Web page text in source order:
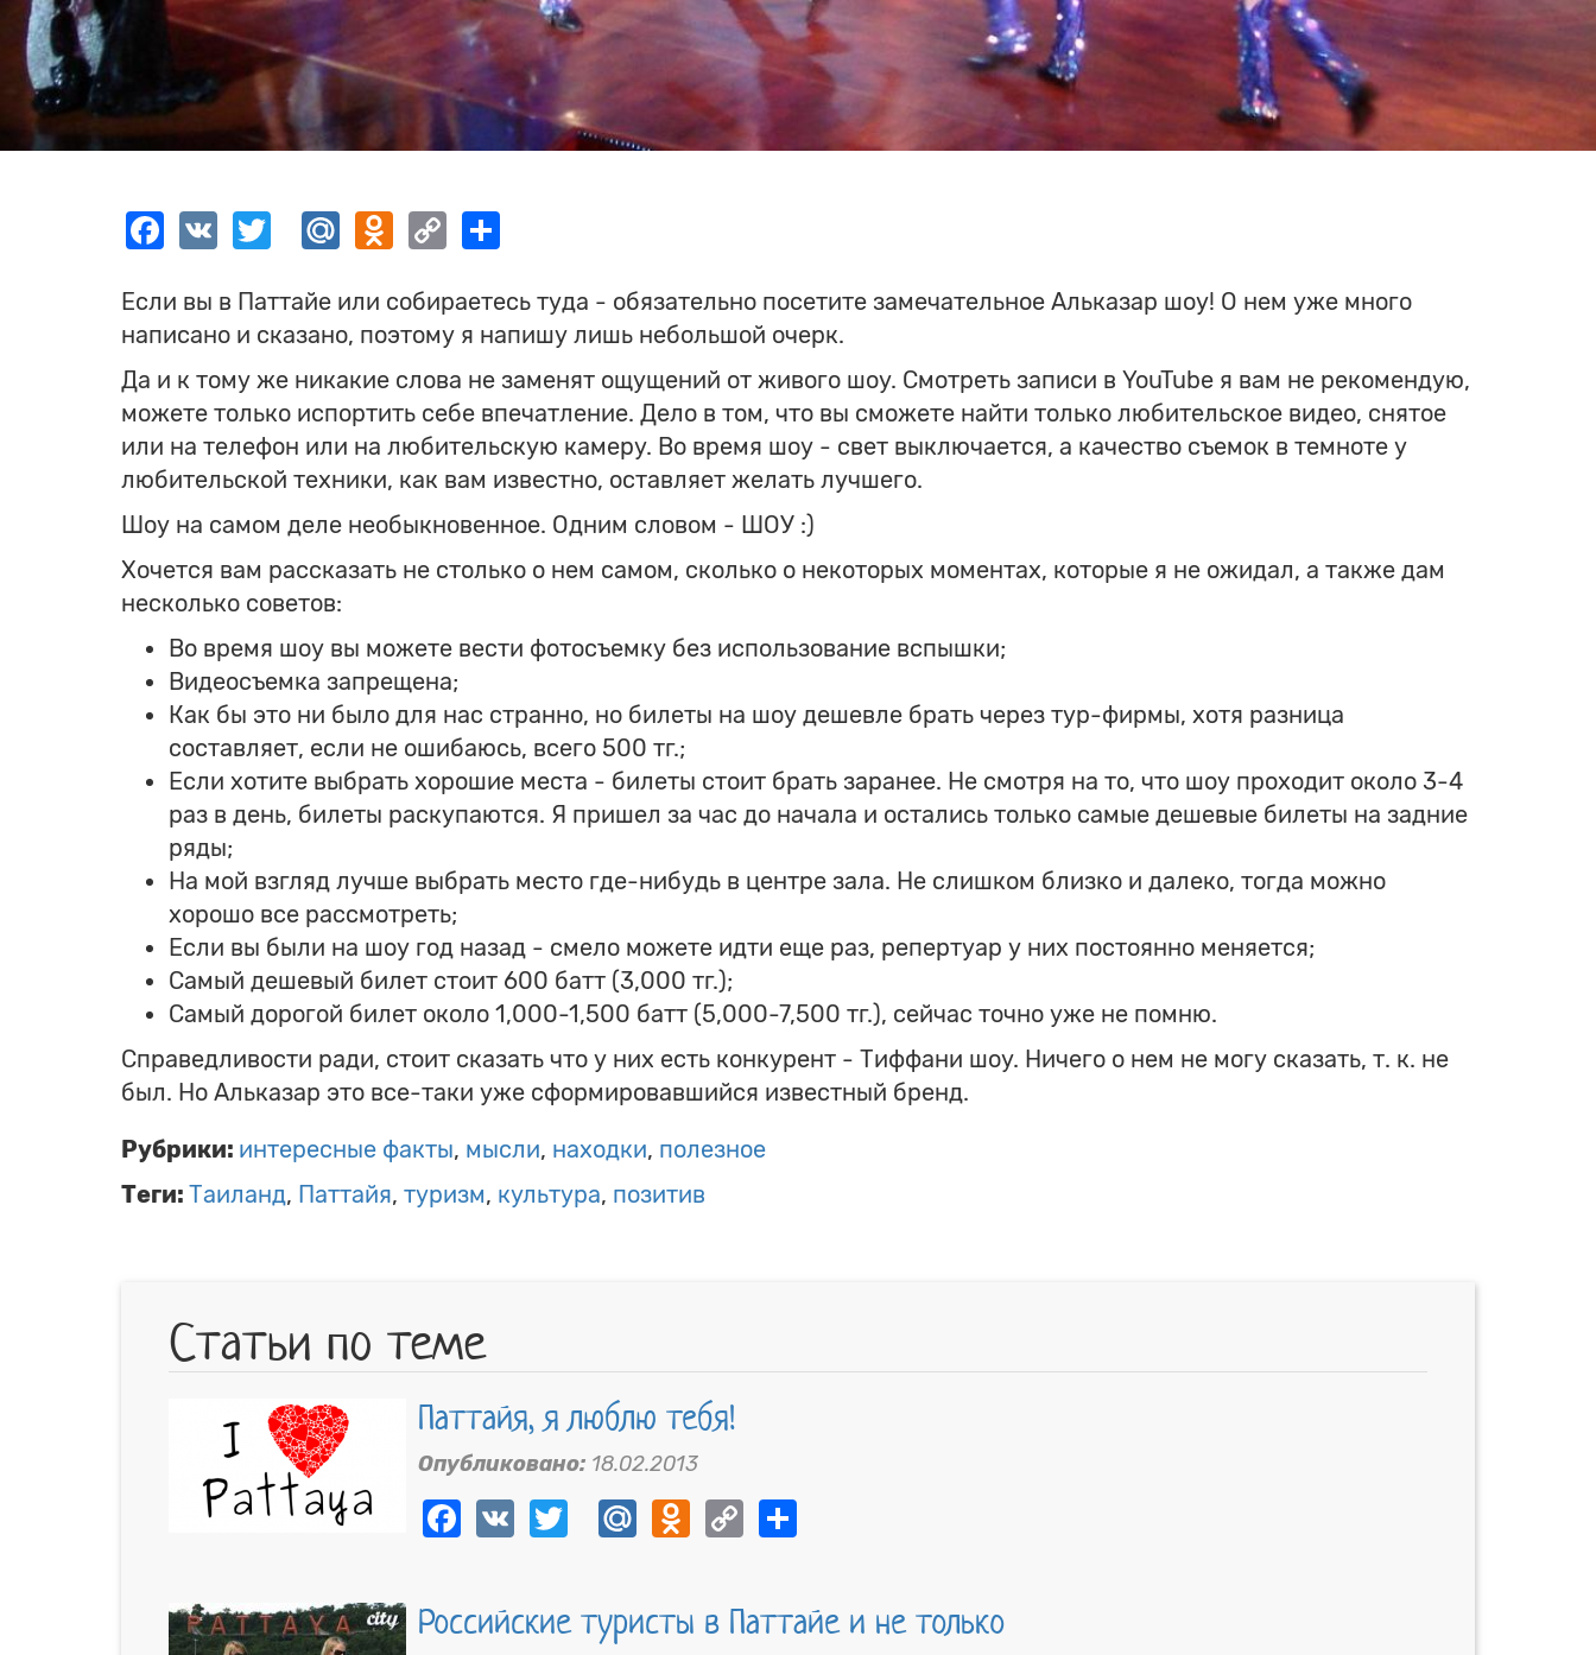
Facebook
VK TwitterMail.RuOdnoklassniki
Copy
Если вы в Паттайе или собираетесь туда - обязательно посетите замечательное Альказар шоу! О нем уже много
написано и сказано, поэтому я напишу лишь небольшой очерк.
Да и к тому же никакие слова не заменят ощущений от живого шоу. Смотреть записи в YouTube я вам не рекомендую,
можете только испортить себе впечатление. Дело в том, что вы сможете найти только любительское видео, снятое
или на телефон или на любительскую камеру. Во время шоу - свет выключается, а качество съемок в темноте у
любительской техники, как вам известно, оставляет желать лучшего.
Шоу на самом деле необыкновенное. Одним словом - ШОУ :)
Хочется вам рассказать не столько о нем самом, сколько о некоторых моментах, которые я не ожидал, а также дам
несколько советов:
Во время шоу вы можете вести фотосъемку без использование вспышки;
Видеосъемка запрещена;
Как бы это ни было для нас странно, но билеты на шоу дешевле брать через тур-фирмы, хотя разница
составляет, если не ошибаюсь, всего 500 тг.;
Если хотите выбрать хорошие места - билеты стоит брать заранее. Не смотря на то, что шоу проходит около 3-4
раз в день, билеты раскупаются. Я пришел за час до начала и остались только самые дешевые билеты на задние
ряды;
На мой взгляд лучше выбрать место где-нибудь в центре зала. Не слишком близко и далеко, тогда можно
хорошо все рассмотреть;
Если вы были на шоу год назад - смело можете идти еще раз, репертуар у них постоянно меняется;
Самый дешевый билет стоит 600 батт (3,000 тг.);
Самый дорогой билет около 1,000-1,500 батт (5,000-7,500 тг.), сейчас точно уже не помню.
Справедливости ради, стоит сказать что у них есть конкурент - Тиффани шоу. Ничего о нем не могу сказать, т. к. не
был. Но Альказар это все-таки уже сформировавшийся известный бренд.
Рубрики: интересные факты мысли находки полезное
Теги: Таиланд Паттайя туризм культура позитив
Статьи по теме
Паттайя, я люблю тебя!
Опубликовано: 18.02.2013
Facebook
VK TwitterMail.RuOdnoklassniki
Copy
Link
Российские туристы в Паттайе и не только